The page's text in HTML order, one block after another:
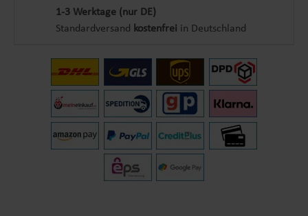
1-3 Werktage (nur DE)
Standardversand kostenfrei in Deutschland